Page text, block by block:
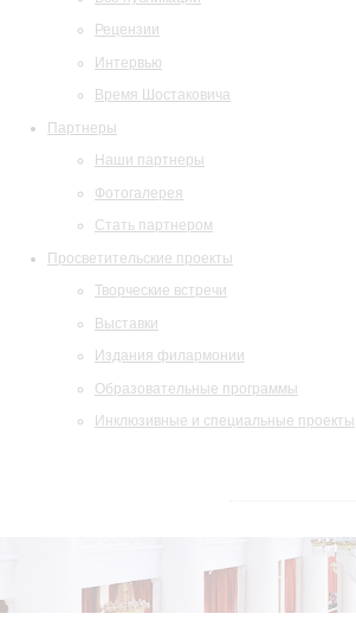
Рецензии
Интервью
Время Шостаковича
Партнеры
Наши партнеры
Фотогалерея
Стать партнером
Просветительские проекты
Творческие встречи
Выставки
Издания филармонии
Образовательные программы
Инклюзивные и специальные проекты